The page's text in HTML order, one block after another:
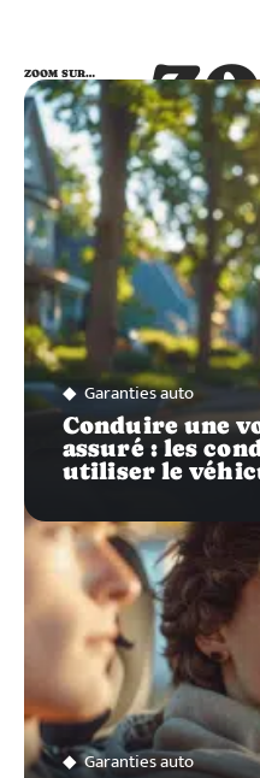
ZOOM SUR…
Garanties auto
Conduire une
assuré : les
utiliser le
Garanties auto